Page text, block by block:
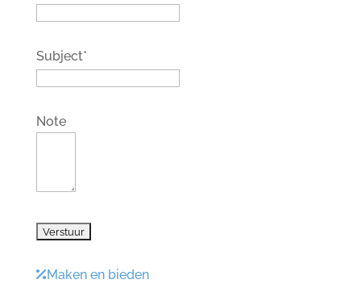
Subject*
Note
Maken en bieden